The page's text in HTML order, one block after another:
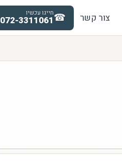
צור קשר ☎חייגו עכשיו
072-3311061